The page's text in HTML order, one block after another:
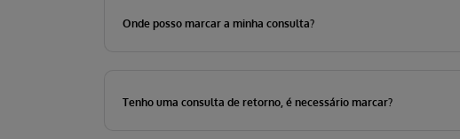
Onde posso marcar a minha consulta?
Tenho uma consulta de retorno, é necessário marcar?